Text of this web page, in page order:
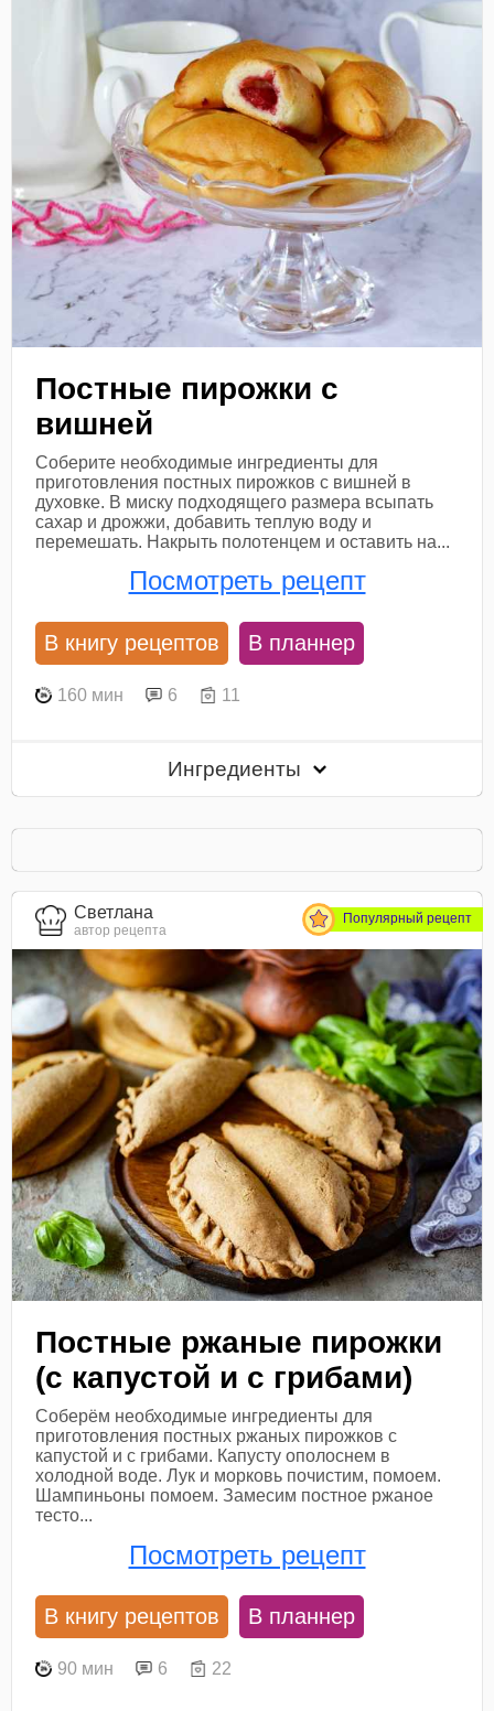
Постные пирожки с
вишней
Соберите необходимые ингредиенты для
приготовления постных пирожков с вишней в
духовке. В миску подходящего размера всыпать
сахар и дрожжи, добавить теплую воду и
перемешать. Накрыть полотенцем и оставить на...
Посмотреть рецепт
В книгу рецептов В планнер
160 мин 6 11
Ингредиенты
Светлана
автор рецепта
Популярный рецепт
Постные ржаные пирожки
(с капустой и с грибами)
Соберём необходимые ингредиенты для
приготовления постных ржаных пирожков с
капустой и с грибами. Капусту ополоснем в
холодной воде. Лук и морковь почистим, помоем.
Шампиньоны помоем. Замесим постное ржаное
тесто...
Посмотреть рецепт
В книгу рецептов В планнер
90 мин 6 22